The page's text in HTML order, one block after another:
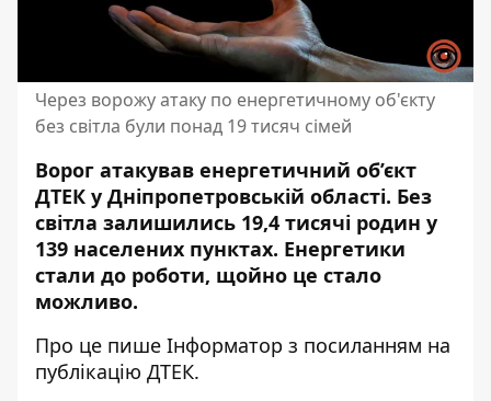
Через ворожу атаку по енергетичному об'єкту
без світла були понад 19 тисяч сімей
Ворог атакував енергетичний об’єкт
ДТЕК у Дніпропетровській області. Без
світла залишились 19,4 тисячі родин у
139 населених пунктах. Енергетики
стали до роботи, щойно це стало
можливо.
Про це пише Інформатор з посиланням на
публікацію ДТЕК.